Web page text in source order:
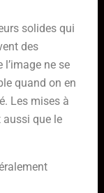
solides qui
des
ne se
quand on en
Les mises à
que le